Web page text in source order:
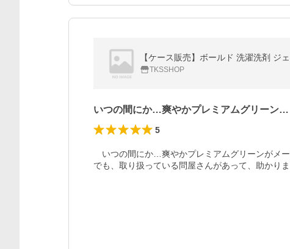
【ケース販売】ボールド 洗濯洗剤 ジ
TKSSHOP
いつの間にか…爽やかプレミアムグリーン…
5
いつの間にか…爽やかプレミアムグリーンがメー